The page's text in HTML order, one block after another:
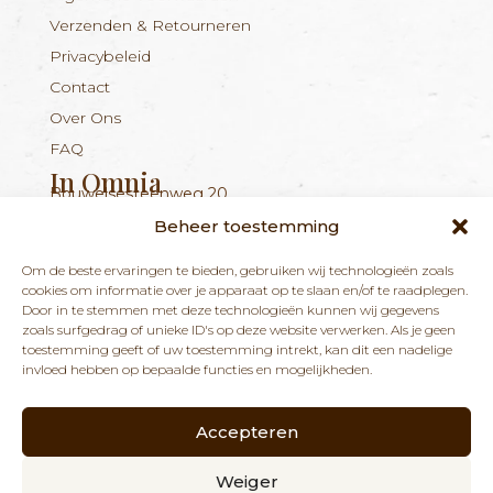
Beheer toestemming
Om de beste ervaringen te bieden, gebruiken wij technologieën zoals
cookies om informatie over je apparaat op te slaan en/of te raadplegen.
Door in te stemmen met deze technologieën kunnen wij gegevens
zoals surfgedrag of unieke ID's op deze website verwerken. Als je geen
toestemming geeft of uw toestemming intrekt, kan dit een nadelige
invloed hebben op bepaalde functies en mogelijkheden.
Accepteren
Weiger
Verzenden & Retourneren
Privacybeleid
Contact
Over Ons
FAQ
In Omnia
Bouwelsesteenweg 20
BE 1029.893.045
info@inomnia.be
+324 56 96 16 94
Nieuwsbrief
nieuws over onze winkel en praktijk.
ABONNEREN